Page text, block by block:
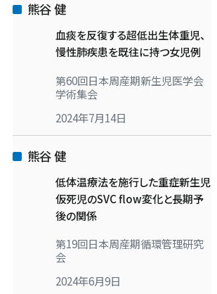
熊谷 健
血痰を反復する超低出生体重児、
慢性肺疾患を既往に持つ女児例
第60回日本周産期新生児医学会
学術集会
2024年7月14日
熊谷 健
低体温療法を施行した重症新生児
仮死児のSVC flow変化と長期予
後の関係
第19回日本周産期循環管理研究
会
2024年6月9日